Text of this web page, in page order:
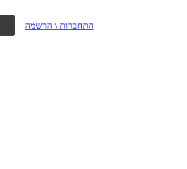
התחברות \ הרשמה